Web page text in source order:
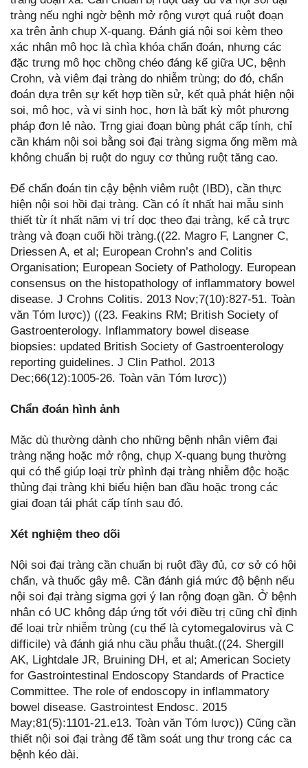
tràng nếu nghi ngờ bệnh mở rộng vượt quá ruột đoạn
xa trên ảnh chụp X-quang. Đánh giá nội soi kèm theo
xác nhận mô học là chìa khóa chẩn đoán, nhưng các
đặc trưng mô học chồng chéo đáng kể giữa UC, bệnh
Crohn, và viêm đại tràng do nhiễm trùng; do đó, chẩn
đoán dựa trên sự kết hợp tiền sử, kết quả phát hiện nội
soi, mô học, và vi sinh học, hơn là bất kỳ một phương
pháp đơn lẻ nào. Trng giai đoạn bùng phát cấp tính, chỉ
cần khám nội soi bằng soi đại tràng sigma ống mềm mà
không chuẩn bị ruột do nguy cơ thủng ruột tăng cao.
Để chẩn đoán tin cậy bệnh viêm ruột (IBD), cần thực
hiện nội soi hồi đại tràng. Cần có ít nhất hai mẫu sinh
thiết từ ít nhất năm vị trí dọc theo đại tràng, kể cả trực
tràng và đoạn cuối hồi tràng.((22. Magro F, Langner C,
Driessen A, et al; European Crohn’s and Colitis
Organisation; European Society of Pathology. European
consensus on the histopathology of inflammatory bowel
disease. J Crohns Colitis. 2013 Nov;7(10):827-51. Toàn
văn Tóm lược)) ((23. Feakins RM; British Society of
Gastroenterology. Inflammatory bowel disease
biopsies: updated British Society of Gastroenterology
reporting guidelines. J Clin Pathol. 2013
Dec;66(12):1005-26. Toàn văn Tóm lược))
Chẩn đoán hình ảnh
Mặc dù thường dành cho những bệnh nhân viêm đại
tràng nặng hoặc mở rộng, chụp X-quang bụng thường
qui có thể giúp loại trừ phình đại tràng nhiễm độc hoặc
thủng đại tràng khi biểu hiện ban đầu hoặc trong các
giai đoạn tái phát cấp tính sau đó.
Xét nghiệm theo dõi
Nội soi đại tràng cần chuẩn bị ruột đầy đủ, cơ sở có hội
chẩn, và thuốc gây mê. Cần đánh giá mức độ bệnh nếu
nội soi đại tràng sigma gợi ý lan rộng đoạn gần. Ở bệnh
nhân có UC không đáp ứng tốt với điều trị cũng chỉ định
để loại trừ nhiễm trùng (cụ thể là cytomegalovirus và C
difficile) và đánh giá nhu cầu phẫu thuật.((24. Shergill
AK, Lightdale JR, Bruining DH, et al; American Society
for Gastrointestinal Endoscopy Standards of Practice
Committee. The role of endoscopy in inflammatory
bowel disease. Gastrointest Endosc. 2015
May;81(5):1101-21.e13. Toàn văn Tóm lược)) Cũng cần
thiết nội soi đại tràng để tầm soát ung thư trong các ca
bệnh kéo dài.